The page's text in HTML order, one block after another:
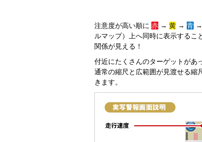
注意度が高い順に 赤 → 黄 → 青 →
ルマップ）上へ同時に表示するこ
関係が見える！
付近にたくさんのターゲットがあ
通常の縮尺と広範囲が見渡せる縮
きます。